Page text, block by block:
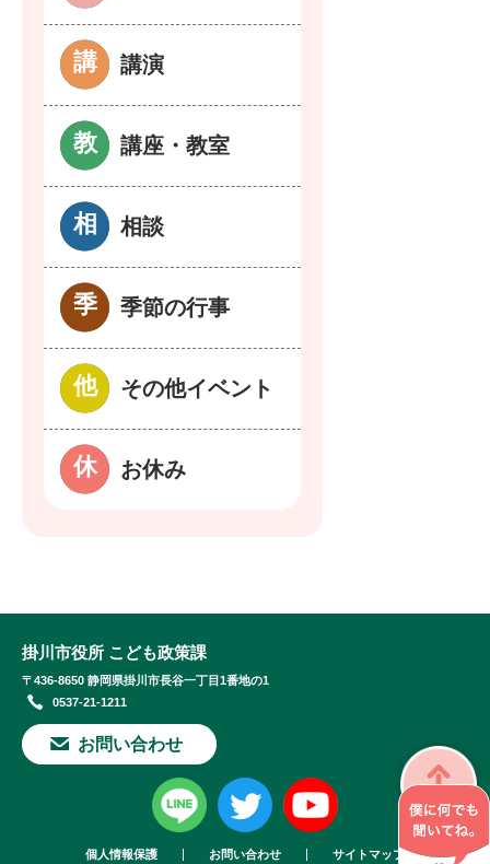
講演
講座・教室
相談
季節の行事
その他イベント
お休み
掛川市役所 こども政策課
〒436-8650 静岡県掛川市長谷一丁目1番地の1
0537-21-1211
お問い合わせ
個人情報保護 お問い合わせ サイトマップ